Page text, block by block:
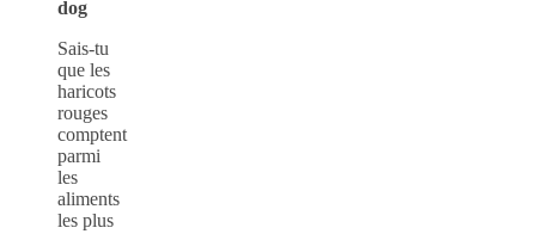
dog
Sais-tu
que les
haricots
rouges
comptent
parmi
les
aliments
les plus